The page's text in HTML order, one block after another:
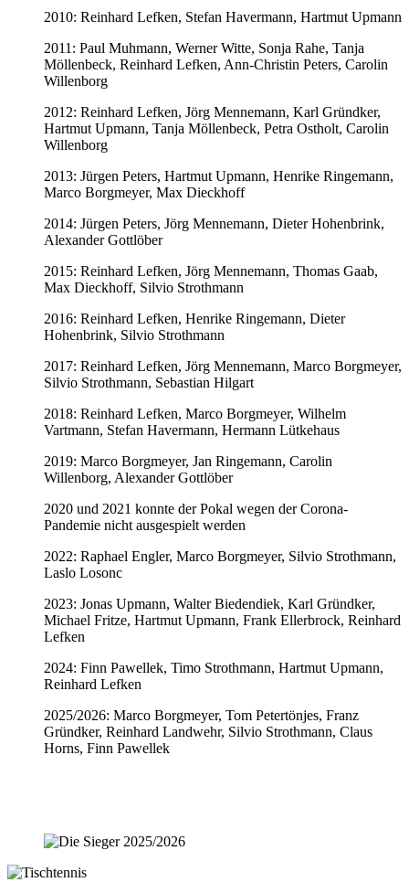
2010: Reinhard Lefken, Stefan Havermann, Hartmut Upmann
2011: Paul Muhmann, Werner Witte, Sonja Rahe, Tanja
Möllenbeck, Reinhard Lefken, Ann-Christin Peters, Carolin
Willenborg
2012: Reinhard Lefken, Jörg Mennemann, Karl Gründker,
Hartmut Upmann, Tanja Möllenbeck, Petra Ostholt, Carolin
Willenborg
2013: Jürgen Peters, Hartmut Upmann, Henrike Ringemann,
Marco Borgmeyer, Max Dieckhoff
2014: Jürgen Peters, Jörg Mennemann, Dieter Hohenbrink,
Alexander Gottlöber
2015: Reinhard Lefken, Jörg Mennemann, Thomas Gaab,
Max Dieckhoff, Silvio Strothmann
2016: Reinhard Lefken, Henrike Ringemann, Dieter
Hohenbrink, Silvio Strothmann
2017: Reinhard Lefken, Jörg Mennemann, Marco Borgmeyer,
Silvio Strothmann, Sebastian Hilgart
2018: Reinhard Lefken, Marco Borgmeyer, Wilhelm
Vartmann, Stefan Havermann, Hermann Lütkehaus
2019: Marco Borgmeyer, Jan Ringemann, Carolin
Willenborg, Alexander Gottlöber
2020 und 2021 konnte der Pokal wegen der Corona-
Pandemie nicht ausgespielt werden
2022: Raphael Engler, Marco Borgmeyer, Silvio Strothmann,
Laslo Losonc
2023: Jonas Upmann, Walter Biedendiek, Karl Gründker,
Michael Fritze, Hartmut Upmann, Frank Ellerbrock, Reinhard
Lefken
2024: Finn Pawellek, Timo Strothmann, Hartmut Upmann,
Reinhard Lefken
2025/2026: Marco Borgmeyer, Tom Petertönjes, Franz
Gründker, Reinhard Landwehr, Silvio Strothmann, Claus
Horns, Finn Pawellek